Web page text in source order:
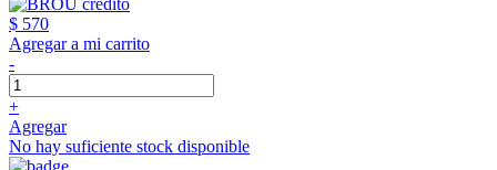
$ 570
Agregar a mi carrito
-
+
Agregar
No hay suficiente stock disponible